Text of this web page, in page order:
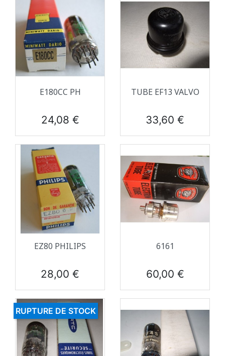
E180CC PH
Prix
24,08 €
TUBE EF13 VALVO
Prix
33,60 €
EZ80 PHILIPS
Prix
28,00 €
6161
Prix
60,00 €
RUPTURE DE STOCK